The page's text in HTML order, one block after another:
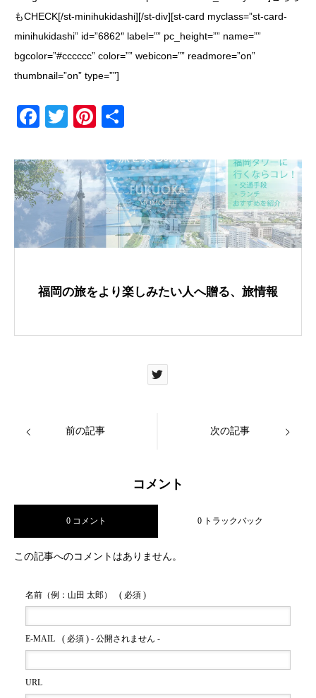
もCHECK[/st-minihukidashi][/st-div][st-card myclass=”st-card-
minihukidashi” id=”6862″ label=”” pc_height=”” name=””
bgcolor=”#cccccc” color=”” webicon=”” readmore=”on”
thumbnail=”on” type=””]
F
c
e
b
o
o
T
tt
er
Pi
er
e
st
福岡の旅をより楽しみたい人へ贈る、旅情報
前の記事 次の記事
コメント
0 コメント 0 トラックバック
この記事へのコメントはありません。
名前（例：山田 太郎） ( 必須 )
E-MAIL ( 必須 ) - 公開されません -
URL